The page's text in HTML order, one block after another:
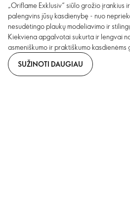
„Oriflame Exklusiv“ siūlo grožio įrankius
palengvins jūsų kasdienybę - nuo
nesudėtingo plaukų modeliavimo ir
Kiekviena apgalvotai sukurta ir lengvai
asmeniškumo ir praktiškumo kasdienėms
SUŽINOTI DAUGIAU